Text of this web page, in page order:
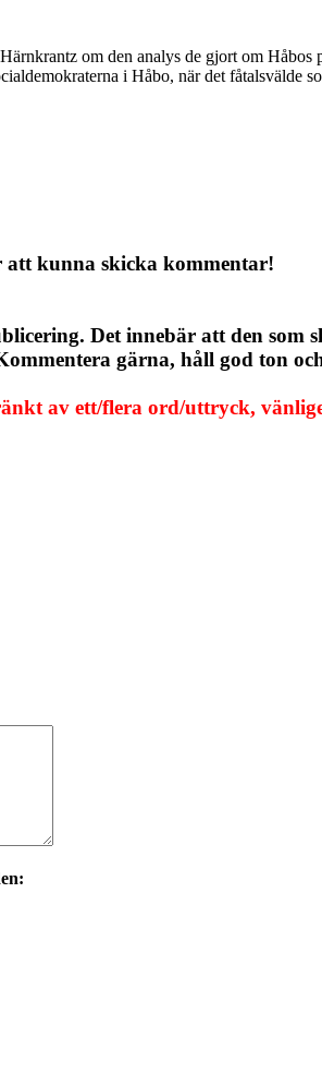
om den analys de gjort om
i Håbo, när det fåtalsvälde
att kunna skicka kommentar!
Det innebär att den
gärna, håll god ton
av ett/flera ord/uttryck,